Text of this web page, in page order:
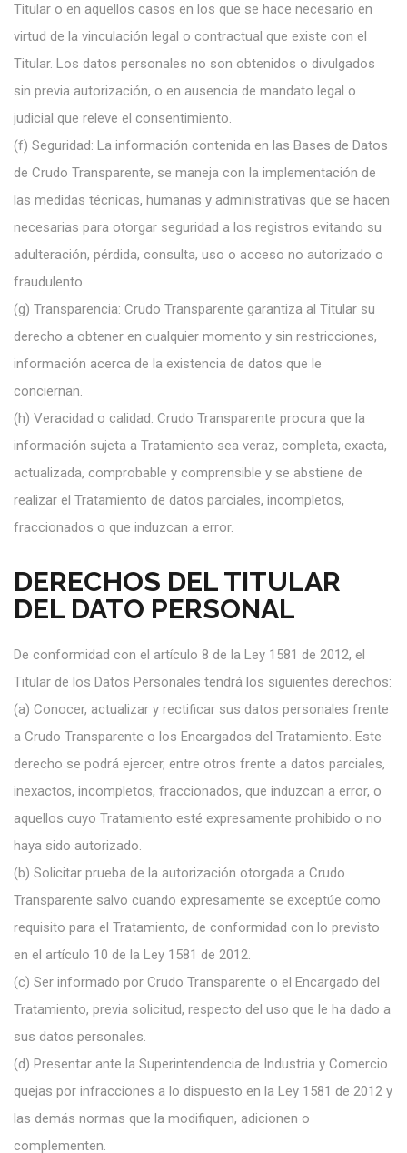
Titular o en aquellos casos en los que se hace necesario en
virtud de la vinculación legal o contractual que existe con el
Titular. Los datos personales no son obtenidos o divulgados
sin previa autorización, o en ausencia de mandato legal o
judicial que releve el consentimiento.
(f) Seguridad: La información contenida en las Bases de Datos
de Crudo Transparente, se maneja con la implementación de
las medidas técnicas, humanas y administrativas que se hacen
necesarias para otorgar seguridad a los registros evitando su
adulteración, pérdida, consulta, uso o acceso no autorizado o
fraudulento.
(g) Transparencia: Crudo Transparente garantiza al Titular su
derecho a obtener en cualquier momento y sin restricciones,
información acerca de la existencia de datos que le
conciernan.
(h) Veracidad o calidad: Crudo Transparente procura que la
información sujeta a Tratamiento sea veraz, completa, exacta,
actualizada, comprobable y comprensible y se abstiene de
realizar el Tratamiento de datos parciales, incompletos,
fraccionados o que induzcan a error.
DERECHOS DEL TITULAR
DEL DATO PERSONAL
De conformidad con el artículo 8 de la Ley 1581 de 2012, el
Titular de los Datos Personales tendrá los siguientes derechos:
(a) Conocer, actualizar y rectificar sus datos personales frente
a Crudo Transparente o los Encargados del Tratamiento. Este
derecho se podrá ejercer, entre otros frente a datos parciales,
inexactos, incompletos, fraccionados, que induzcan a error, o
aquellos cuyo Tratamiento esté expresamente prohibido o no
haya sido autorizado.
(b) Solicitar prueba de la autorización otorgada a Crudo
Transparente salvo cuando expresamente se exceptúe como
requisito para el Tratamiento, de conformidad con lo previsto
en el artículo 10 de la Ley 1581 de 2012.
(c) Ser informado por Crudo Transparente o el Encargado del
Tratamiento, previa solicitud, respecto del uso que le ha dado a
sus datos personales.
(d) Presentar ante la Superintendencia de Industria y Comercio
quejas por infracciones a lo dispuesto en la Ley 1581 de 2012 y
las demás normas que la modifiquen, adicionen o
complementen.